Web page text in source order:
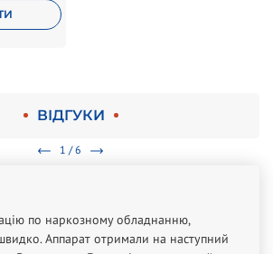
ВІДГУКИ
1 / 6
по наркозному обладнанню,
Аппарат отримали на наступний